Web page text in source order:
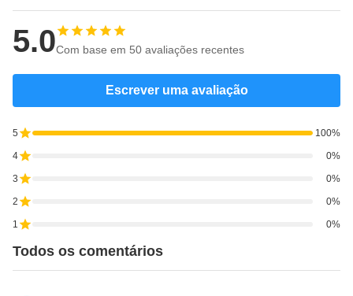
5.0Com base em 50 avaliações recentes
Escrever uma avaliação
5 100%
4 0%
3 0%
2 0%
1 0%
Todos os comentários